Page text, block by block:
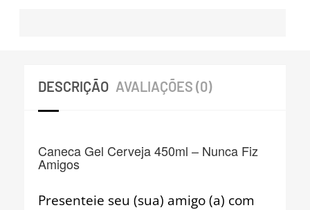
DESCRIÇÃO AVALIAÇÕES (0)
Caneca Gel Cerveja 450ml – Nunca Fiz
Amigos
Presenteie seu (sua) amigo (a) com